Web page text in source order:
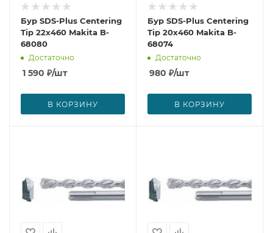
Бур SDS-Plus Centering
Tip 22x460 Makita B-
68080
Достаточно
1 590 ₽/шт
В КОРЗИНУ
Бур SDS-Plus Centering
Tip 20x460 Makita B-
68074
Достаточно
980 ₽/шт
В КОРЗИНУ